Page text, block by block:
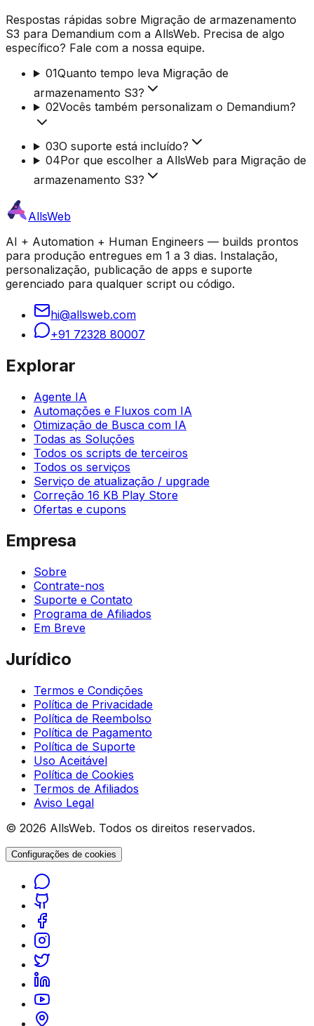
Respostas rápidas sobre Migração de armazenamento
S3 para Demandium com a AllsWeb. Precisa de algo
específico? Fale com a nossa equipe.
01Quanto tempo leva Migração de
armazenamento S3?
02Vocês também personalizam o Demandium?
03O suporte está incluído?
04Por que escolher a AllsWeb para Migração de
armazenamento S3?
AllsWeb
AI + Automation + Human Engineers — builds prontos
para produção entregues em 1 a 3 dias. Instalação,
personalização, publicação de apps e suporte
gerenciado para qualquer script ou código.
hi@allsweb.com
+91 72328 80007
Explorar
Agente IA
Automações e Fluxos com IA
Otimização de Busca com IA
Todas as Soluções
Todos os scripts de terceiros
Todos os serviços
Serviço de atualização / upgrade
Correção 16 KB Play Store
Ofertas e cupons
Empresa
Sobre
Contrate-nos
Suporte e Contato
Programa de Afiliados
Em Breve
Jurídico
Termos e Condições
Política de Privacidade
Política de Reembolso
Política de Pagamento
Política de Suporte
Uso Aceitável
Política de Cookies
Termos de Afiliados
Aviso Legal
© 2026 AllsWeb. Todos os direitos reservados.
Configurações de cookies